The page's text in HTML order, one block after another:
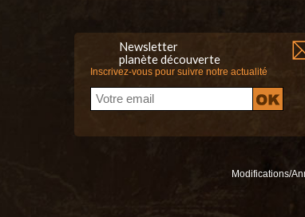
Newsletter
planète découverte
Inscrivez-vous pour suivre notre actualité
Modifications/